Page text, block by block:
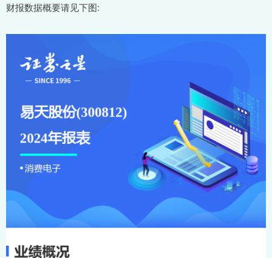
财报数据概要请见下图: